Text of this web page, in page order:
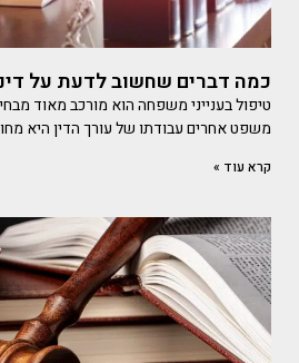
כמה דברים שחשוב לדעת על
טיפול בענייני משפחה הוא מורכב מאוד
משפט אחרים עבודתו של עורך הדין היא
קרא עוד »